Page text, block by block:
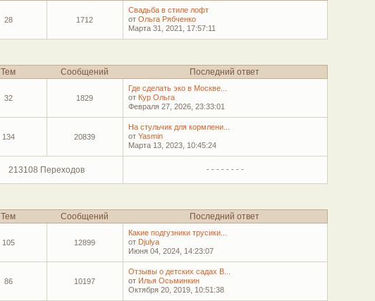
28 1712
Свадьба в стиле лофт
отОльга Рябченко
Марта 31, 2021, 17:57:11
Тем Сообщений Последний ответ
32 1829
Где сделать эко в Москве...
от Кур Ольга
Февраля 27, 2026, 23:33:01
134 20839
На стульчик для кормлени...
отYasmin
Марта 13, 2023, 10:45:24
213108 Переходов - - - - - - - -
Тем Сообщений
Последний ответ
105 12899
Какие подгузники трусики...
от Djulya
Июня 04, 2024, 14:23:07
86 10197
Отзывы о детских садах В...
от Илья Осьминкин
Октября 20, 2019, 10:51:38